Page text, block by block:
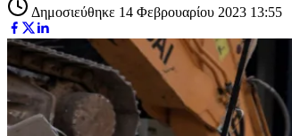
Δημοσιεύθηκε 14 Φεβρουαρίου 2023 13:55